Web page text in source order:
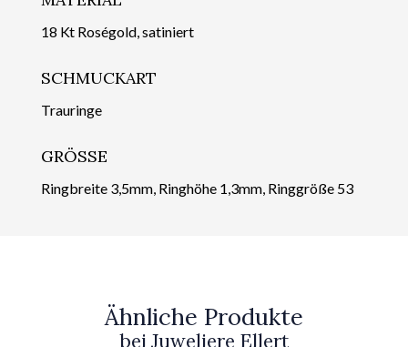
18 Kt Roségold, satiniert
SCHMUCKART
Trauringe
GRÖSSE
Ringbreite 3,5mm, Ringhöhe 1,3mm, Ringgröße 53
Ähnliche Produkte
bei Juweliere Ellert